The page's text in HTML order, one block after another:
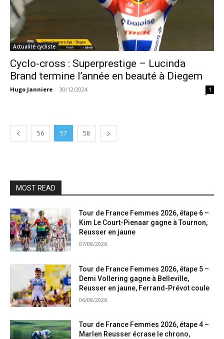
Actualité cycliste
Cyclo-cross : Superprestige – Lucinda
Brand termine l’année en beauté à Diegem
Hugo Janniere - 30/12/2024 1
56 57 58
MOST READ
Tour de France Femmes 2026, étape 6 –
Kim Le Court-Pienaar gagne à Tournon,
Reusser en jaune
07/08/2026
Tour de France Femmes 2026, étape 5 –
Demi Vollering gagne à Belleville,
Reusser en jaune, Ferrand-Prévot coule
06/08/2026
Tour de France Femmes 2026, étape 4 –
Marlen Reusser écrase le chrono,